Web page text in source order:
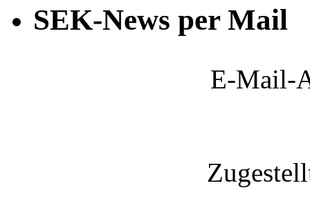
SEK-News per Mail
E-Mail-